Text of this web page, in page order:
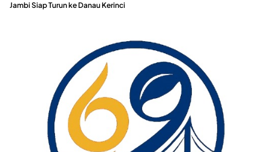
Jambi Siap Turun ke Danau Kerinci